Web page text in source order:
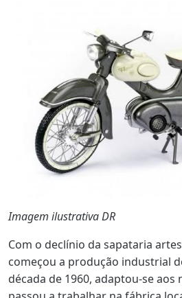
Imagem ilustrativa DR
Com o declínio da sapataria
começou a produção industrial
década de 1960, adaptou-se aos